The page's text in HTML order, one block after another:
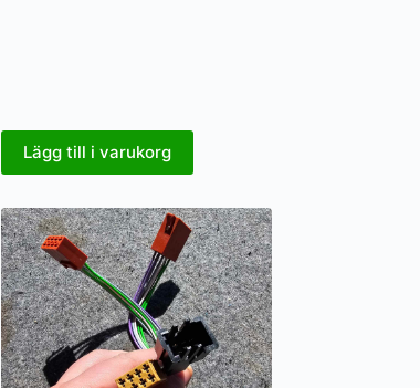
Lägg till i varukorg